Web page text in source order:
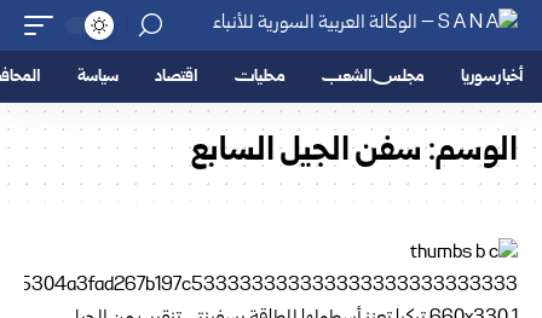
أخبار سوريا مجلس الشعب محليات اقتصاد سياسة
الوسم:سفن الجيل السابع